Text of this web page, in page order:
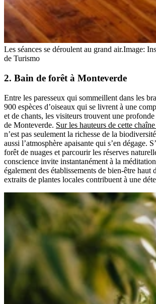
Les séances se déroulent au grand air.Image:
de Turismo
2. Bain de forêt à Monteverde
Entre les paresseux qui sommeillent dans les
900 espèces d’oiseaux qui se livrent à une
et de chants, les visiteurs trouvent une
de Monteverde. Sur les hauteurs de cette
n’est pas seulement la richesse de la
aussi l’atmosphère apaisante qui s’en dégage.
forêt de nuages et parcourir les réserves
conscience invite instantanément à la
également des établissements de bien-être haut
extraits de plantes locales contribuent à une